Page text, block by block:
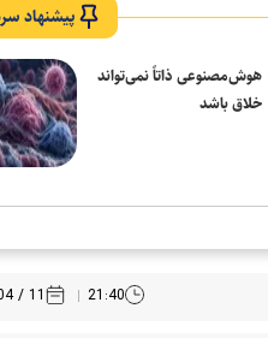
پیشنهاد
هوش‌مصنوعی ذاتاً نمی‌تواند
خلاق باشد
21:40
11 / 04 /1405